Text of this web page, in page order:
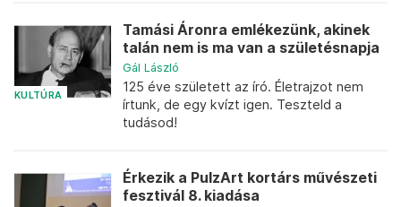
KULTÚRA
Tamási Áronra emlékezünk, akinek
talán nem is ma van a születésnapja
Gál László
125 éve született az író. Életrajzot nem
írtunk, de egy kvízt igen. Teszteld a
tudásod!
Érkezik a PulzArt kortárs művészeti
fesztivál 8. kiadása